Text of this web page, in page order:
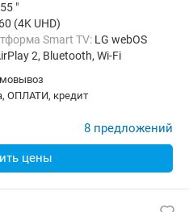
55 "
(4K UHD)
Smart TV: LG webOS
2, Bluetooth, Wi-Fi
ОПЛАТИ, кредит
8 предложений
цены